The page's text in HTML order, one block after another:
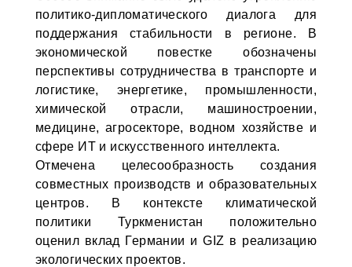
политико-дипломатического диалога для
поддержания стабильности в регионе. В
экономической повестке обозначены
перспективы сотрудничества в транспорте и
логистике, энергетике, промышленности,
химической отрасли, машиностроении,
медицине, агросекторе, водном хозяйстве и
сфере ИТ и искусственного интеллекта.
Отмечена целесообразность создания
совместных производств и образовательных
центров. В контексте климатической
политики Туркменистан положительно
оценил вклад Германии и GIZ в реализацию
экологических проектов.